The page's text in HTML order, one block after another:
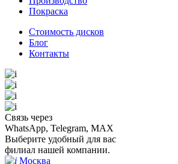
Покраска
Стоимость дисков
Блог
Контакты
Связь через
WhatsApp, Telegram, MAX
Выберите удобный для вас
филиал нашей компании.
Москва